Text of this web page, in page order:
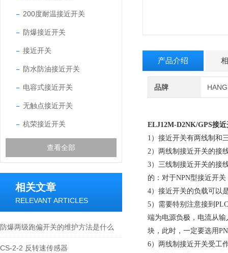
200度耐温接近开关
防爆接近开关
接近开关
防水防油接近开关
电容式接近开关
无触点接近开关
杭荣接近开关
查看全部
相关文章
RELEVANT ARTICLES
防爆两级跑偏开关的维护方法是什么
CS-2-2 反转速传感器
产品介绍
品牌
ELJ12M-D2NK/GPS接近
1）接近开关有两线制和
2）两线制接近开关的接
3）三线制接近开关的接
的：对于NPN型接近开
4）接近开关的负载可以
5）需要特别注意接到
端为电源负极，电流从
块，此时，一定要选用
6）两线制接近开关受工